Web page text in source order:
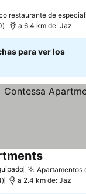
restaurante de
a 6.4 km de: Jaz
para ver los
Ver precios
a 2.4 km de: Jaz